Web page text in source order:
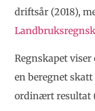
driftsår (2018),
Regnskapet
en beregnet
ordinært resultat